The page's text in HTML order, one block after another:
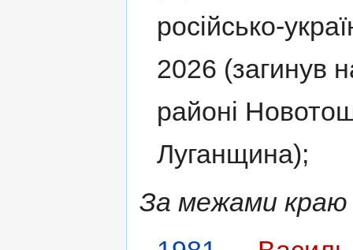
російсько-
2026 (загинув
районі
Луганщина);
За межами краю